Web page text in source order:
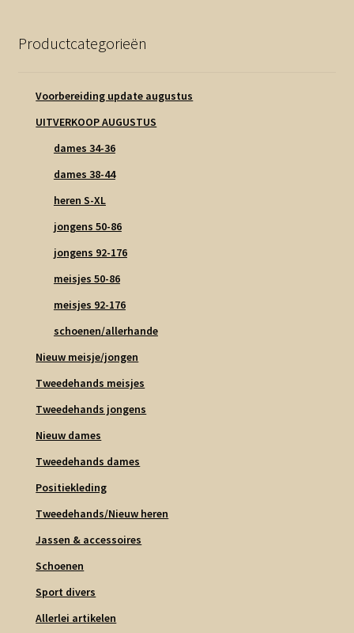
Productcategorieën
Voorbereiding update augustus
UITVERKOOP AUGUSTUS
dames 34-36
dames 38-44
heren S-XL
jongens 50-86
jongens 92-176
meisjes 50-86
meisjes 92-176
schoenen/allerhande
Nieuw meisje/jongen
Tweedehands meisjes
Tweedehands jongens
Nieuw dames
Tweedehands dames
Positiekleding
Tweedehands/Nieuw heren
Jassen & accessoires
Schoenen
Sport divers
Allerlei artikelen